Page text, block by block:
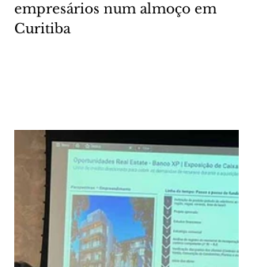
empresários num almoço em
Curitiba